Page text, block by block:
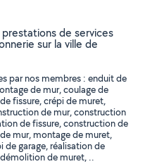
de services
sur la ville de
par nos membres : enduit de
de mur, coulage de
fissure, crépi de muret,
de mur, construction
de fissure, construction de
mur, montage de muret,
de garage, réalisation de
de muret, ..